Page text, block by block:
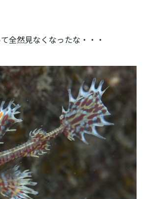
全然見なくなったな・・・